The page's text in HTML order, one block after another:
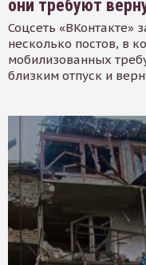
они требуют
Соцсеть «ВКонтакте»
несколько постов, в
мобилизованных
близким отпуск и